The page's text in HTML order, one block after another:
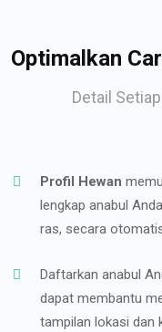
Optimalkan
Detail
Profil Hewan
lengkap anabul
ras, secara
Daftarkan anabul
dapat membantu
tampilan lokasi dan